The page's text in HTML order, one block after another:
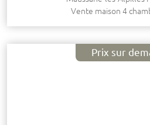
Vente maison 4
Prix sur